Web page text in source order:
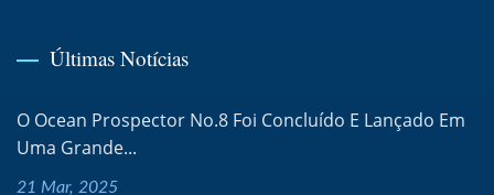
Últimas Notícias
O Ocean Prospector No.8 Foi Concluído E Lançado Em
Uma Grande...
21 Mar, 2025